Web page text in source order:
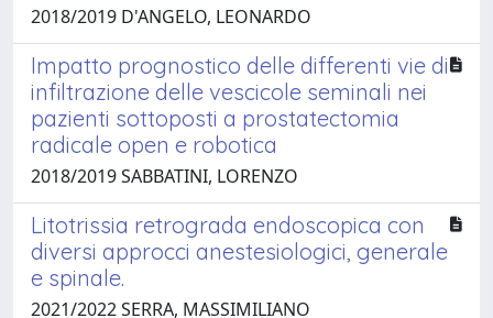
2018/2019 D'ANGELO, LEONARDO
Impatto prognostico delle differenti vie di
infiltrazione delle vescicole seminali nei
pazienti sottoposti a prostatectomia
radicale open e robotica
2018/2019 SABBATINI, LORENZO
Litotrissia retrograda endoscopica con
diversi approcci anestesiologici, generale
e spinale.
2021/2022 SERRA, MASSIMILIANO